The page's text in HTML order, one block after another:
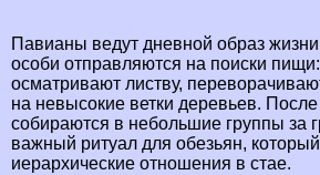
Павианы ведут дневной образ
особи отправляются на поиски
осматривают листву,
на невысокие ветки деревьев. После
собираются в небольшие группы за
важный ритуал для обезьян,
иерархические отношения в стае.